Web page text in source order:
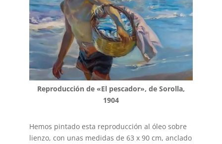
Reproducción de «El pescador​», de Sorolla,
1904
Hemos pintado esta reproducción al óleo sobre
lienzo, con unas medidas de 63 x 90 cm, anclado